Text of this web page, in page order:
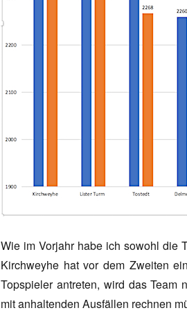
Wie im Vorjahr habe ich sowohl die
Kirchweyhe hat vor dem Zweiten
Topspieler antreten, wird das Team
mit anhaltenden Ausfällen rechnen